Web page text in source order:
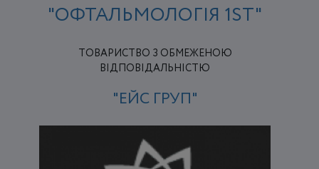
"ОФТАЛЬМОЛОГІЯ 1ST"
ТОВАРИСТВО З ОБМЕЖЕНОЮ
ВІДПОВІДАЛЬНІСТЮ
"ЕЙС ГРУП"